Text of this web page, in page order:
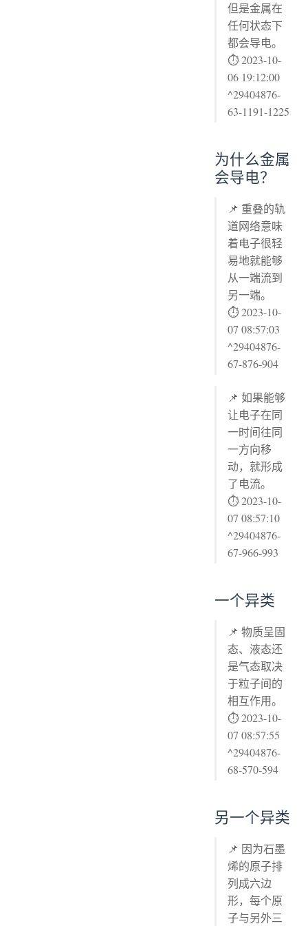
但是金属在
任何状态下
都会导电。
⏱ 2023-10-
06 19:12:00
^29404876-
63-1191-1225
为什么金属
会导电？
📌 重叠的轨
道网络意味
着电子很轻
易地就能够
从一端流到
另一端。
⏱ 2023-10-
07 08:57:03
^29404876-
67-876-904
📌 如果能够
让电子在同
一时间往同
一方向移
动，就形成
了电流。
⏱ 2023-10-
07 08:57:10
^29404876-
67-966-993
一个异类
📌 物质呈固
态、液态还
是气态取决
于粒子间的
相互作用。
⏱ 2023-10-
07 08:57:55
^29404876-
68-570-594
另一个异类
📌 因为石墨
烯的原子排
列成六边
形，每个原
子与另外三